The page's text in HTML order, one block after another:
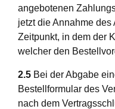
angebotenen
jetzt die Annahme
Zeitpunkt, in dem der
welcher den
2.5 Bei der Abgabe
Bestellformular des
nach dem